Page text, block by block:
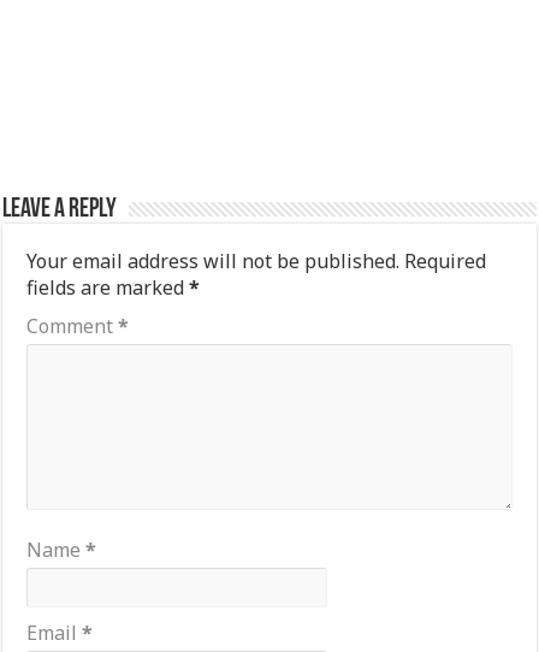
Leave a Reply
Your email address will not be published. Required
fields are marked*
Comment*
Name*
Email*